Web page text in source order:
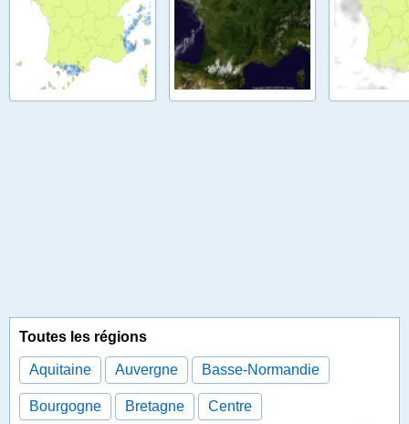
Toutes les régions
Aquitaine Auvergne Basse-Normandie
Bourgogne Bretagne Centre